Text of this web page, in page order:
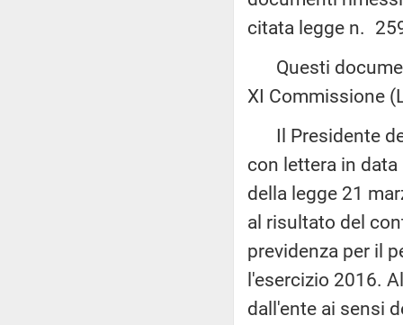
citata legge n.
Questi
XI Commissione
Il Presidente
con lettera in
della legge 21
al risultato del
previdenza per il
l'esercizio 2016.
dall'ente ai sensi